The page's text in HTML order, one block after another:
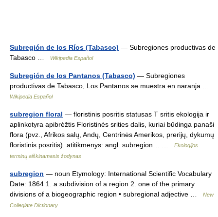
Subregión de los Ríos (Tabasco) — Subregiones productivas de
Tabasco …
Wikipedia Español
Subregión de los Pantanos (Tabasco) — Subregiones
productivas de Tabasco, Los Pantanos se muestra en naranja …
Wikipedia Español
subregion floral — floristinis posritis statusas T sritis ekologija ir
aplinkotyra apibrėžtis Floristinės srities dalis, kuriai būdinga panaši
flora (pvz., Afrikos salų, Andų, Centrinės Amerikos, prerijų, dykumų
floristinis posritis). atitikmenys: angl. subregion… …
Ekologijos
terminų aiškinamasis žodynas
subregion — noun Etymology: International Scientific Vocabulary
Date: 1864 1. a subdivision of a region 2. one of the primary
divisions of a biogeographic region • subregional adjective …
New
Collegiate Dictionary